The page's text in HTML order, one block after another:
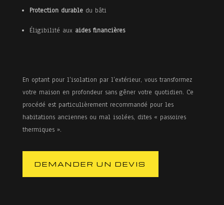
Protection durabledu bâti
Éligibilité aux aides financières
En optant pour l’isolation par l’extérieur, vous transformez
votre maison en profondeur sans gêner votre quotidien. Ce
procédé est particulièrement recommandé pour les
habitations anciennes ou mal isolées, dites « passoires
thermiques ».
DEMANDER UN DEVIS